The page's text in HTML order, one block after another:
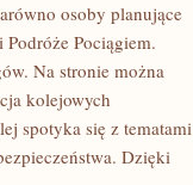
osoby planujące
Pociągiem.
Na stronie można
kolejowych
spotyka się z tematami
Dzięki